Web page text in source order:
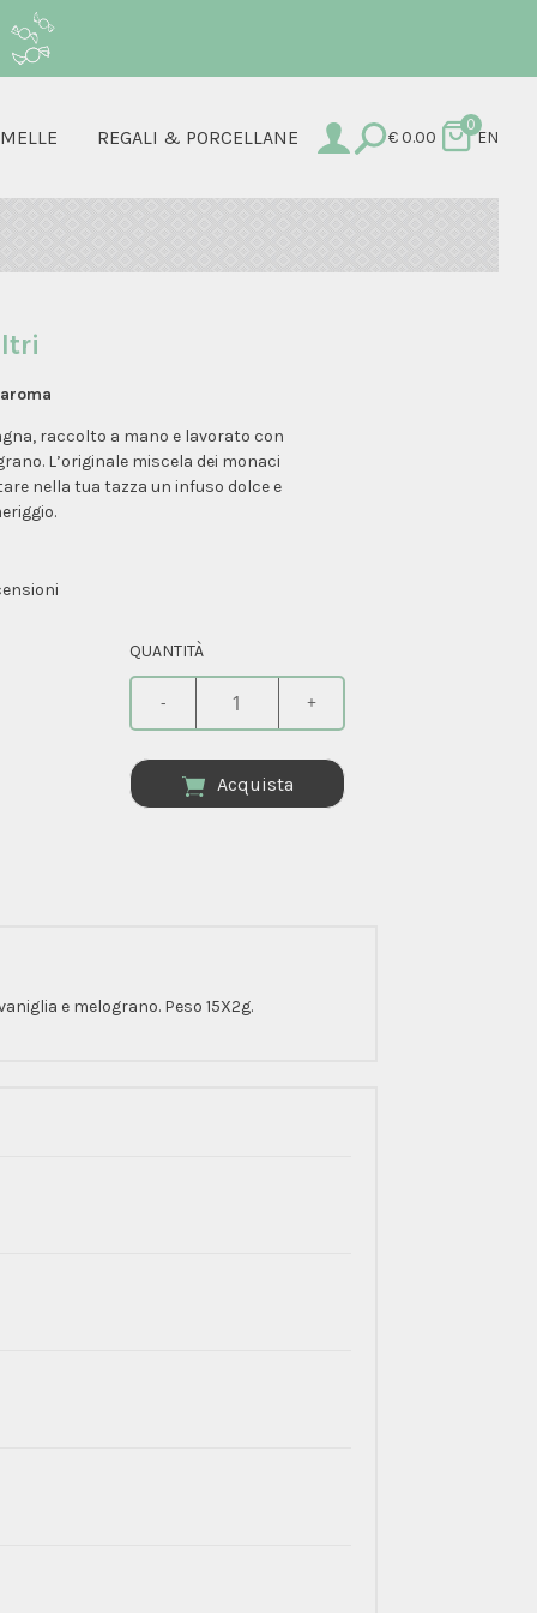
REGALI & PORCELLANE € 0.00
0
EN
raccolto a mano e lavorato con
L’originale miscela dei monaci
nella tua tazza un infuso dolce e
QUANTITÀ
- +
Acquista
e melograno. Peso 15X2g.